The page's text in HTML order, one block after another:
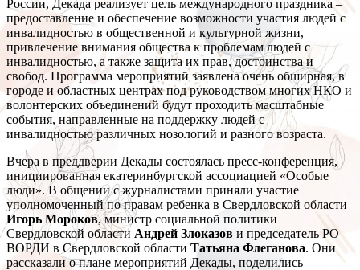
России, Декада реализует цель международного праздника –
предоставление и обеспечение возможности участия людей с
инвалидностью в общественной и культурной жизни,
привлечение внимания общества к проблемам людей с
инвалидностью, а также защита их прав, достоинства и
свобод. Программа мероприятий заявлена очень обширная, в
городе и областных центрах под руководством многих НКО и
волонтерских объединений будут проходить масштабные
события, направленные на поддержку людей с
инвалидностью различных нозологий и разного возраста.
Вчера в преддверии Декады состоялась пресс-конференция,
инициированная екатеринбургской ассоциацией «Особые
люди». В общении с журналистами приняли участие
уполномоченный по правам ребенка в Свердловской области
Игорь Мороков, министр социальной политики
Свердловской области Андрей Злоказов и председатель РО
ВОРДИ в Свердловской области Татьяна Флеганова. Они
рассказали о плане мероприятий Декады, поделились